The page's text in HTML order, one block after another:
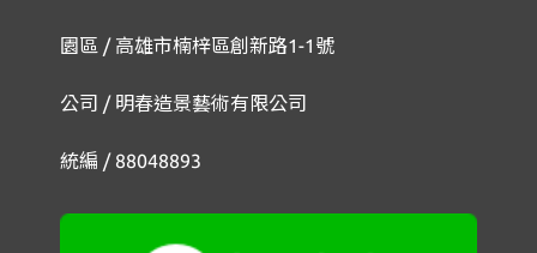
園區 / 高雄市楠梓區創新路1-1號
公司 / 明春造景藝術有限公司
統編 / 88048893